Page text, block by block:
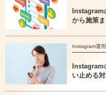
Instagram
から施策
Instagram運用
い止める